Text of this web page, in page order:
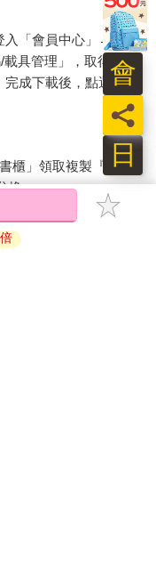
入「會員中心」→「我
具管理」，取得通行
成下載後，點選任一
櫃」領取複製『兌換
換。
書僅能以金石堂專屬
日
員
會